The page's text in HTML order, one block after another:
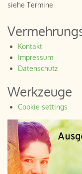
siehe Termine
Kontakt
Impressum
Datenschutz
Werkzeuge
Cookie settings